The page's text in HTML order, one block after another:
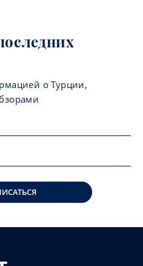
о Турции,